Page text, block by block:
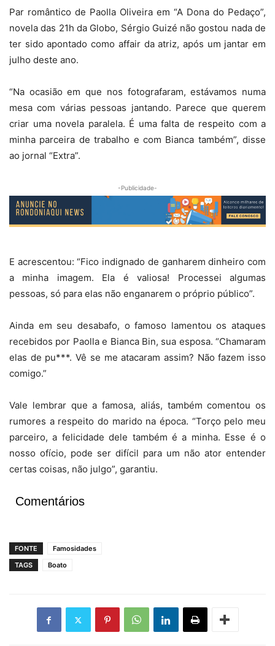
Par romântico de Paolla Oliveira em “A Dona do Pedaço”,
novela das 21h da Globo, Sérgio Guizé não gostou nada de
ter sido apontado como affair da atriz, após um jantar em
julho deste ano.
“Na ocasião em que nos fotografaram, estávamos numa
mesa com várias pessoas jantando. Parece que querem
criar uma novela paralela. É uma falta de respeito com a
minha parceira de trabalho e com Bianca também”, disse
ao jornal “Extra”.
-Publicidade-
E acrescentou: “Fico indignado de ganharem dinheiro com
a minha imagem. Ela é valiosa! Processei algumas
pessoas, só para elas não enganarem o próprio público”.
Ainda em seu desabafo, o famoso lamentou os ataques
recebidos por Paolla e Bianca Bin, sua esposa. “Chamaram
elas de pu***. Vê se me atacaram assim? Não fazem isso
comigo.”
Vale lembrar que a famosa, aliás, também comentou os
rumores a respeito do marido na época. “Torço pelo meu
parceiro, a felicidade dele também é a minha. Esse é o
nosso ofício, pode ser difícil para um não ator entender
certas coisas, não julgo”, garantiu.
Comentários
FONTE
Famosidades
TAGS
Boato